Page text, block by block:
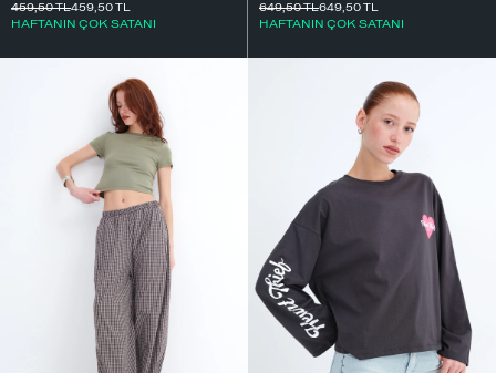
459,50TL
HAFTANIN ÇOK SATANI
459,50TL
649,50TL
HAFTANIN ÇOK SATANI
649,50TL